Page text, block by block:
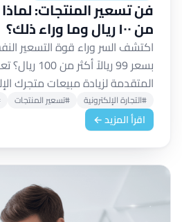
من ١٠٠ ريال وما وراء ذلك؟
اكتشف السر وراء قوة التسعير
بسعر 99
المتقدمة لزيادة مبيعات متجرك
#التجارة الإلكترونية #تسعير المنتجات
اقرأ المزيد ←